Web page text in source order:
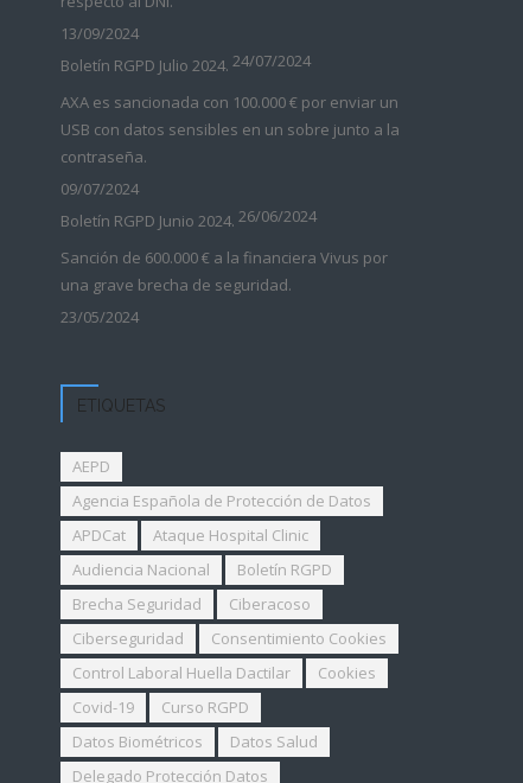
13/09/2024
Boletín RGPD Julio 2024. 24/07/2024
AXA es sancionada con 100.000 € por enviar un
USB con datos sensibles en un sobre junto a la
contraseña.
09/07/2024
Boletín RGPD Junio 2024. 26/06/2024
Sanción de 600.000 € a la financiera Vivus por
una grave brecha de seguridad.
23/05/2024
ETIQUETAS
AEPD
Agencia Española de Protección de Datos
APDCat
Ataque Hospital Clinic
Audiencia Nacional
Boletín RGPD
Brecha Seguridad
Ciberacoso
Ciberseguridad
Consentimiento Cookies
Control Laboral Huella Dactilar
Cookies
Covid-19
Curso RGPD
Datos Biométricos
Datos Salud
Delegado Protección Datos